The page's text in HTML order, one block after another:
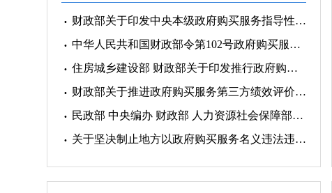
财政部关于印发中央本级政府购买服务指导性目录的通知
中华人民共和国财政部令第102号政府购买服务管理办法
住房城乡建设部 财政部关于印发推行政府购买公租房运营管理服务试点方案的通知
财政部关于推进政府购买服务第三方绩效评价工作的指导意见
民政部 中央编办 财政部 人力资源社会保障部关于积极推行政府购买服务 加强基层社会救助经办服务能力的意见
关于坚决制止地方以政府购买服务名义违法违规融资的通知